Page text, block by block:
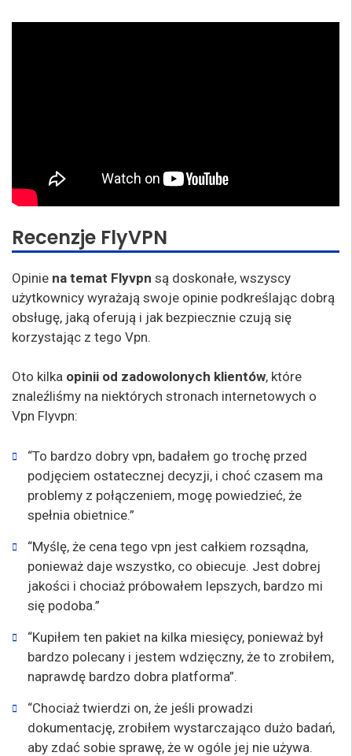
Recenzje FlyVPN
Opinie na temat Flyvpn są doskonałe, wszyscy
użytkownicy wyrażają swoje opinie podkreślając dobrą
obsługę, jaką oferują i jak bezpiecznie czują się
korzystając z tego Vpn.
Oto kilka opinii od zadowolonych klientów, które
znaleźliśmy na niektórych stronach internetowych o
Vpn Flyvpn:
“To bardzo dobry vpn, badałem go trochę przed
podjęciem ostatecznej decyzji, i choć czasem ma
problemy z połączeniem, mogę powiedzieć, że
spełnia obietnice.”
“Myślę, że cena tego vpn jest całkiem rozsądna,
ponieważ daje wszystko, co obiecuje. Jest dobrej
jakości i chociaż próbowałem lepszych, bardzo mi
się podoba.”
“Kupiłem ten pakiet na kilka miesięcy, ponieważ był
bardzo polecany i jestem wdzięczny, że to zrobiłem,
naprawdę bardzo dobra platforma”.
“Chociaż twierdzi on, że jeśli prowadzi
dokumentację, zrobiłem wystarczająco dużo badań,
aby zdać sobie sprawę, że w ogóle jej nie używa.